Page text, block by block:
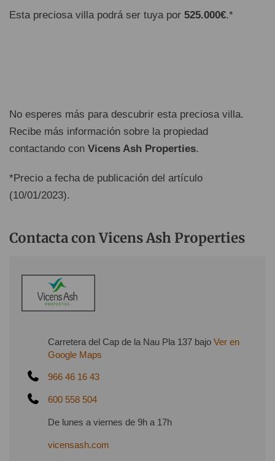
Esta preciosa villa podrá ser tuya por 525.000€.*
No esperes más para descubrir esta preciosa villa.
Recibe más información sobre la propiedad
contactando con Vicens Ash Properties.
*Precio a fecha de publicación del artículo
(10/01/2023).
Contacta con Vicens Ash Properties
Carretera del Cap de la Nau Pla 137 bajo Ver en
Google Maps
966 46 16 43
600 558 504
De lunes a viernes de 9h a 17h
vicensash.com